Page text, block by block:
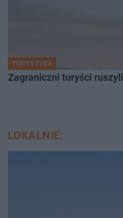
TURYSTYKA
Zagraniczni turyści
LOKALNIE: